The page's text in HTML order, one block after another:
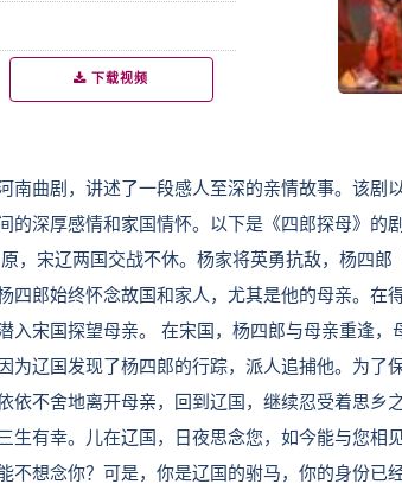
下载视频
南曲剧，讲述了一段感人至深的亲情故事。该剧
的深厚感情和家国情怀。以下是《四郎探母》的
，宋辽两国交战不休。杨家将英勇抗敌，杨四
四郎始终怀念故国和家人，尤其是他的母亲。在
入宋国探望母亲。 在宋国，杨四郎与母亲重逢，
为辽国发现了杨四郎的行踪，派人追捕他。为了
依不舍地离开母亲，回到辽国，继续忍受着思乡
生有幸。儿在辽国，日夜思念您，如今能与您相
不想念你？可是，你是辽国的驸马，你的身份已